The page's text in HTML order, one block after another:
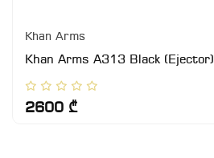
Khan Arms
Khan Arms A313 Black (Ejector)
2600 ₾